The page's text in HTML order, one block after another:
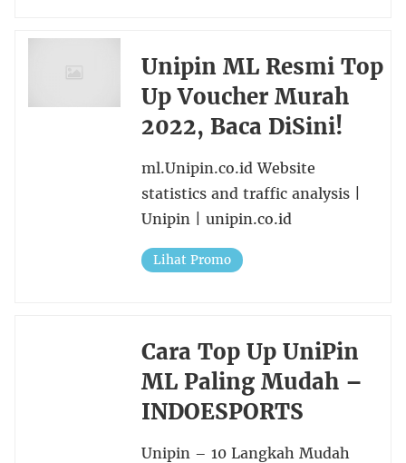
Unipin ML Resmi Top
Up Voucher Murah
2022, Baca DiSini!
ml.Unipin.co.id Website
statistics and traffic analysis |
Unipin | unipin.co.id
Lihat Promo
Cara Top Up UniPin
ML Paling Mudah –
INDOESPORTS
Unipin – 10 Langkah Mudah